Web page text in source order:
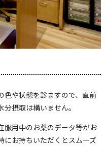
色や状態を診ますので、直前
摂取は構いません。
服用中のお薬のデータ等がお
にお持ちいただくとスムーズ